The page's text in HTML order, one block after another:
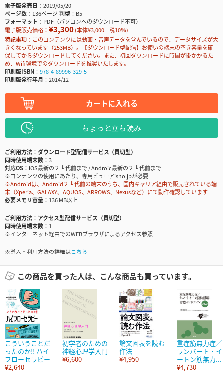
電子版発売日
2019/05/20
ページ数
136ページ判型
B5
フォーマット
PDF（パソコンへのダウンロード不可）
電子版販売価格： ¥3,300(本体¥3,000＋税10％)
特記事項
このコンテンツには動画・音声データを含んでいるので、データサイズが大
きくなっています（253MB）。【ダウンロード型配信】お使いの端末の空き容量を確
保してからダウンロードしてください。また、初回ダウンロードに時間が掛かかるた
め、Wifi環境でのダウンロードを推奨いたします。
印刷版ISBN
978-4-89996-329-5
印刷版発行年月
2014/12
カートに入れる
ちょっと立ち読み
ご利用方法
ダウンロード型配信サービス（買切型）
同時使用端末数
3
対応OS
iOS最新の２世代前まで / Android最新の２世代前まで
※コンテンツの使用にあたり、専用ビューアisho.jpが必要
※Androidは、Android２世代前の端末のうち、国内キャリア経由で販売されている端
末（Xperia、GALAXY、AQUOS、ARROWS、Nexusなど）にて動作確認しています
必要メモリ容量
136 MB以上
ご利用方法
アクセス型配信サービス（買切型）
同時使用端末数
1
※インターネット経由でのWEBブラウザによるアクセス参照
※導入・利用方法の詳細はこちら
この商品を買った人は、こんな商品も買っています。
こういうことだ
ったのか!! ハイ
フローセラピー
¥2,640
初学者のための
神経心理学入門
¥6,600
論文図表を読む
作法
¥4,950
重症筋無力症／
ランバート・イ
ートン筋無力...
¥4,730